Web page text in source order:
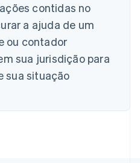
contidas no
a ajuda de um
ou contador
sua jurisdição para
sua situação